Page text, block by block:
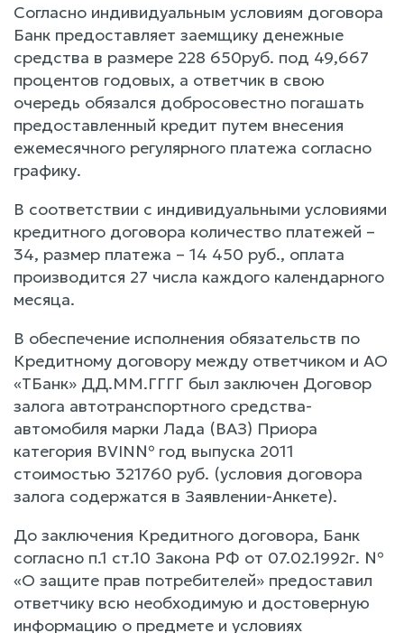
Согласно индивидуальным условиям договора
Банк предоставляет заемщику денежные
средства в размере 228 650руб. под 49,667
процентов годовых, а ответчик в свою
очередь обязался добросовестно погашать
предоставленный кредит путем внесения
ежемесячного регулярного платежа согласно
графику.
В соответствии с индивидуальными условиями
кредитного договора количество платежей –
34, размер платежа – 14 450 руб., оплата
производится 27 числа каждого календарного
месяца.
В обеспечение исполнения обязательств по
Кредитному договору между ответчиком и АО
«ТБанк» ДД.ММ.ГГГГ был заключен Договор
залога автотранспортного средства-
автомобиля марки Лада (ВАЗ) Приора
категория ВVIN№ год выпуска 2011
стоимостью 321760 руб. (условия договора
залога содержатся в Заявлении-Анкете).
До заключения Кредитного договора, Банк
согласно п.1 ст.10 Закона РФ от 07.02.1992г. №
«О защите прав потребителей» предоставил
ответчику всю необходимую и достоверную
информацию о предмете и условиях